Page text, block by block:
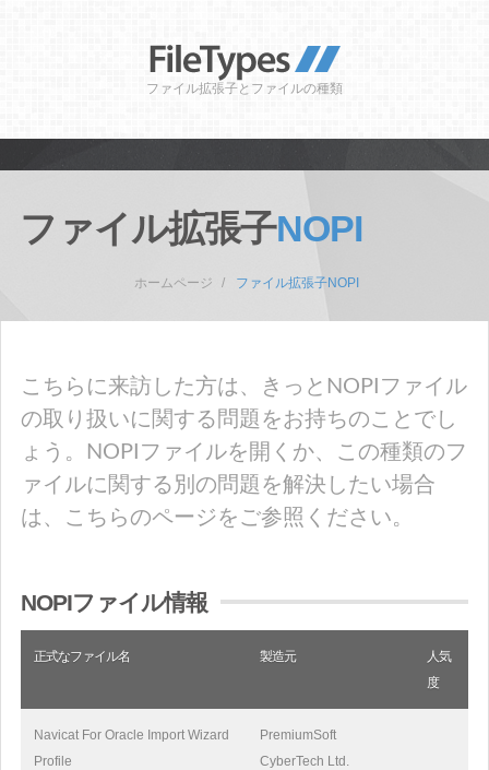
ファイル拡張子とファイルの種類
ファイル拡張子NOPI
ホームページ ファイル拡張子NOPI
こちらに来訪した方は、きっとNOPIファイル
の取り扱いに関する問題をお持ちのことでし
ょう。NOPIファイルを開くか、この種類のフ
ァイルに関する別の問題を解決したい場合
は、こちらのページをご参照ください。
NOPIファイル情報
正式なファイル名 製造元
人気
度
Navicat For Oracle Import Wizard
Profile
PremiumSoft
CyberTech Ltd.